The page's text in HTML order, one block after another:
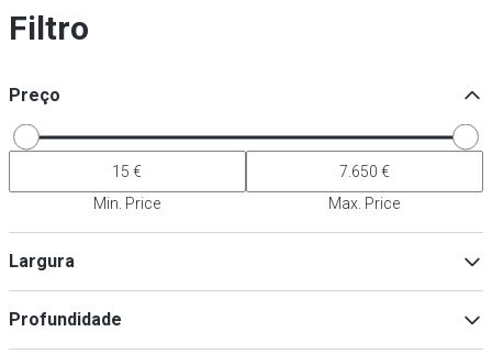
Filtro
Preço
Min. Price Max. Price
Largura
Profundidade